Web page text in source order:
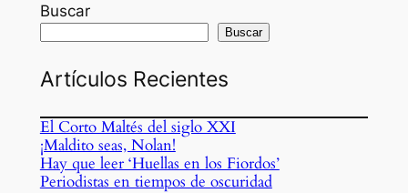
Buscar
Buscar
Artículos Recientes
El Corto Maltés del siglo XXI
¡Maldito seas, Nolan!
Hay que leer ‘Huellas en los Fiordos’
Periodistas en tiempos de oscuridad